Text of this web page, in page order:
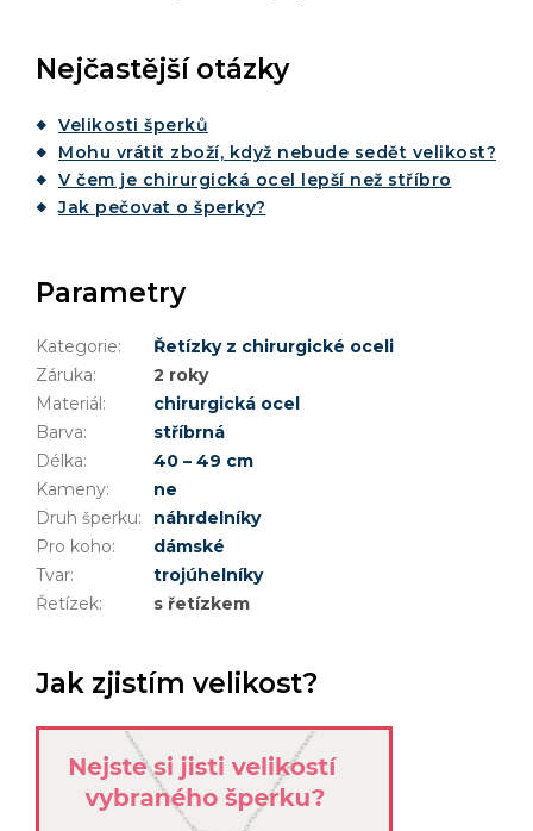
Nejčastější otázky
Velikosti šperků
Mohu vrátit zboží, když nebude sedět velikost?
V čem je chirurgická ocel lepší než stříbro
Jak pečovat o šperky?
Parametry
Kategorie:
Řetízky z chirurgické oceli
Záruka:
2 roky
Materiál:
chirurgická ocel
Barva:
stříbrná
Délka:
40 – 49 cm
Kameny:
ne
Druh šperku:
náhrdelníky
Pro koho:
dámské
Tvar:
trojúhelníky
Řetízek: s řetízkem
Jak zjistím velikost?